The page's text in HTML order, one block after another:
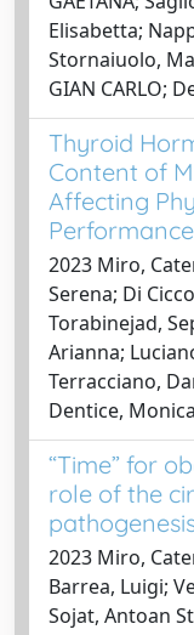
Elisabetta;
Stornaiuolo,
GIAN CARLO;
Thyroid
Content of
Affecting
Performance
2023 Miro,
Serena; Di
Torabinejad,
Arianna;
Terracciano,
Dentice,
“Time” for
role of the
2023 Miro,
Barrea, Luigi;
Sojat, Antoan